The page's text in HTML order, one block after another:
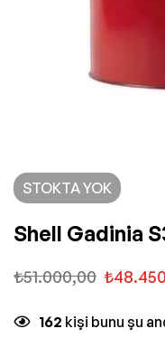
STOKTA YOK
Shell Gadinia
₺51.000,00 ₺
162 kişi bunu şu